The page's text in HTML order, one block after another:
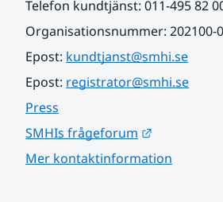
Telefon kundtjänst: 011-495 82
Organisationsnummer: 202100-
Epost: kundtjanst@smhi.se
Epost: registrator@smhi.se
Press
SMHIs frågeforum
Mer kontaktinformation